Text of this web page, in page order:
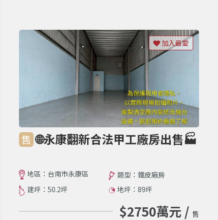
售 🌐永康翻新合法甲工廠房出售🏭
地區：台南市永康區
類型：鐵皮廠房
建坪：50.2坪
地坪：89坪
$2750萬元 / 售
加入最愛